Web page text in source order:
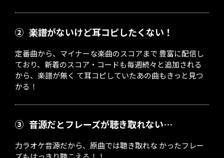
② 楽譜がないけど耳コピしたくない！
定番曲から、マイナーな楽曲のスコアまで 豊富に配信し
ており、新着のスコア・コードも毎週続々と追加される
から、楽譜が無く て耳コピしていたあの曲もきっと見つ
かる！
③ 音源だとフレーズが聴き取れない…
力ラオケ音源だから、原曲では聴き取れな かったフレー